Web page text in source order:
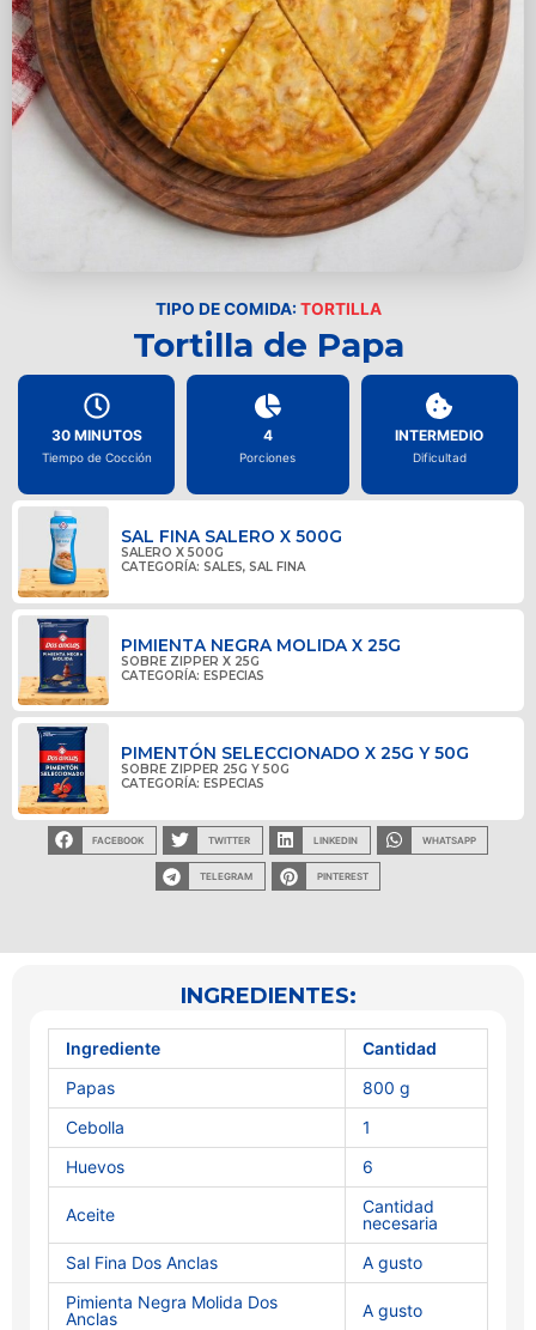
TIPO DE COMIDA: TORTILLA
Tortilla de Papa
30 MINUTOS
Tiempo de Cocción
4
Porciones
INTERMEDIO
Dificultad
SAL FINA SALERO X 500G
SALERO X 500G
CATEGORÍA: SALES, SAL FINA
PIMIENTA NEGRA MOLIDA X 25G
SOBRE ZIPPER X 25G
CATEGORÍA: ESPECIAS
PIMENTÓN SELECCIONADO X 25G Y 50G
SOBRE ZIPPER 25G Y 50G
CATEGORÍA: ESPECIAS
FACEBOOK TWITTER LINKEDIN WHATSAPP
TELEGRAM PINTEREST
INGREDIENTES:
Ingrediente
Cantidad
Papas
800 g
Cebolla
1
Huevos
6
Aceite
Cantidad
necesaria
Sal Fina Dos Anclas
A gusto
Pimienta Negra Molida Dos
Anclas
A gusto